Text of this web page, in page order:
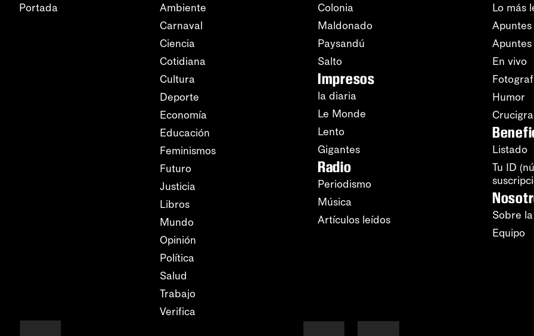
Portada
Ambiente
Carnaval
Ciencia
Cotidiana
Cultura
Deporte
Economía
Educación
Feminismos
Futuro
Justicia
Libros
Mundo
Opinión
Política
Salud
Trabajo
Verifica
Colonia
Maldonado
Paysandú
Salto
Impresos
la diaria
Le Monde
Lento
Gigantes
Radio
Periodismo
Música
Artículos leídos
Lo más
En vivo
Humor
Listado
Tu ID
Sobre
Equipo